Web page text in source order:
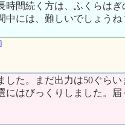
時間続く方は、ふくらは
中には、難しいでしょうね
した。まだ出力は50ぐら
にはびっくりしました。